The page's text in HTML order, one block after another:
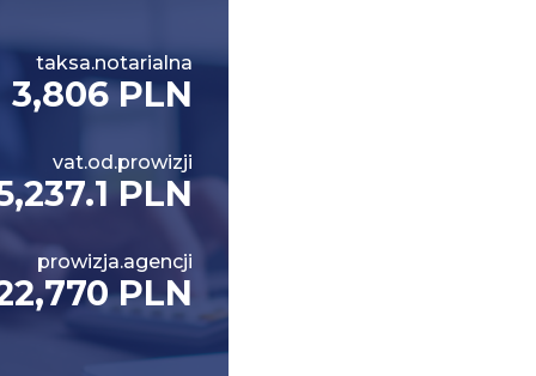
taksa.notarialna
3,806 PLN
vat.od.prowizji
PLN
prowizja.agencji
PLN